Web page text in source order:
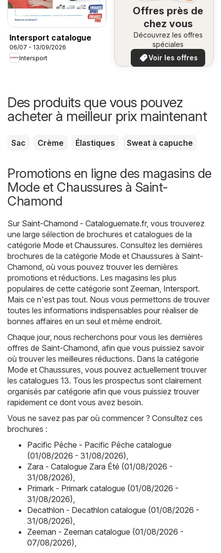
Intersport catalogue
06/07 - 13/09/2026
Intersport
Offres près de
chez vous
Découvrez les offres
spéciales
Voir les offres
Des produits que vous pouvez
acheter à meilleur prix maintenant
Sac Crème Élastiques Sweat à capuche
Promotions en ligne des magasins de
Mode et Chaussures à Saint-
Chamond
Sur Saint-Chamond - Cataloguemate.fr, vous trouverez
une large sélection de brochures et catalogues de la
catégorie Mode et Chaussures. Consultez les dernières
brochures de la catégorie Mode et Chaussures à Saint-
Chamond, où vous pouvez trouver les dernières
promotions et réductions. Les magasins les plus
populaires de cette catégorie sont Zeeman, Intersport.
Mais ce n'est pas tout. Nous vous permettons de trouver
toutes les informations indispensables pour réaliser de
bonnes affaires en un seul et même endroit.
Chaque jour, nous recherchons pour vous les dernières
offres de Saint-Chamond, afin que vous puissiez savoir
où trouver les meilleures réductions. Dans la catégorie
Mode et Chaussures, vous pouvez actuellement trouver
les catalogues 13. Tous les prospectus sont clairement
organisés par catégorie afin que vous puissiez trouver
rapidement ce dont vous avez besoin.
Vous ne savez pas par où commencer ? Consultez ces
brochures :
Pacific Pêche - Pacific Pêche catalogue
(01/08/2026 - 31/08/2026),
Zara - Catalogue Zara Été (01/08/2026 -
31/08/2026),
Primark - Primark catalogue (01/08/2026 -
31/08/2026),
Decathlon - Decathlon catalogue (01/08/2026 -
31/08/2026),
Zeeman - Zeeman catalogue (01/08/2026 -
07/08/2026),